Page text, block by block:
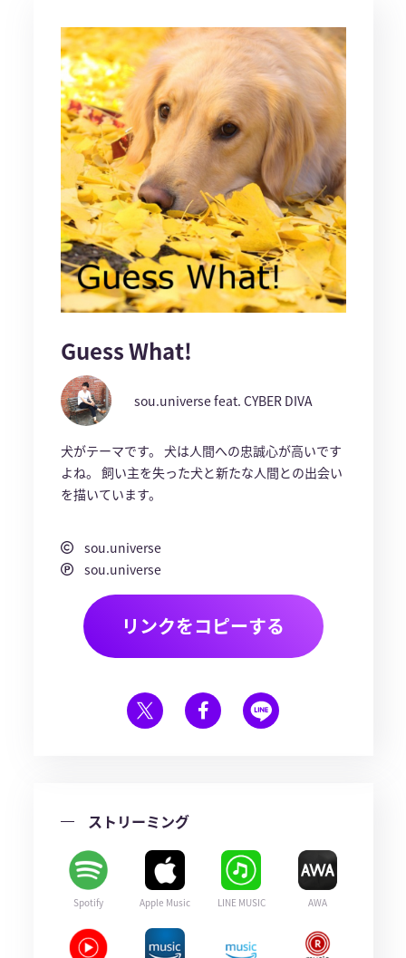
Guess What!
sou.universe feat. CYBER DIVA
犬がテーマです。 犬は人間への忠誠心が高いです
よね。 飼い主を失った犬と新たな人間との出会い
を描いています。
sou.universe
sou.universe
リンクをコピーする
ストリーミング
Spotify Apple Music LINE MUSIC AWA